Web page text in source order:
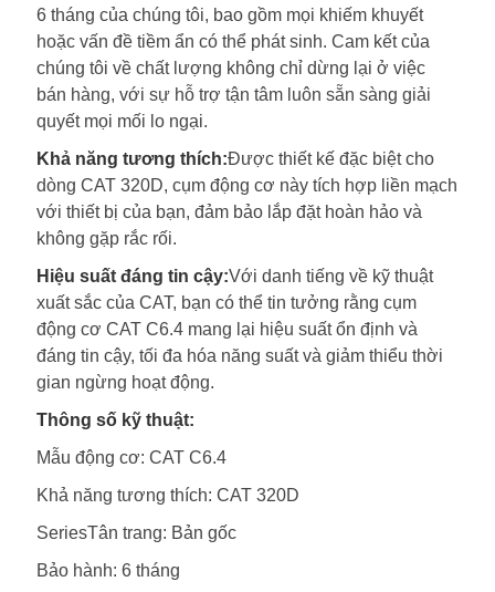
6 tháng của chúng tôi, bao gồm mọi khiếm khuyết
hoặc vấn đề tiềm ẩn có thể phát sinh. Cam kết của
chúng tôi về chất lượng không chỉ dừng lại ở việc
bán hàng, với sự hỗ trợ tận tâm luôn sẵn sàng giải
quyết mọi mối lo ngại.
Khả năng tương thích:Được thiết kế đặc biệt cho
dòng CAT 320D, cụm động cơ này tích hợp liền mạch
với thiết bị của bạn, đảm bảo lắp đặt hoàn hảo và
không gặp rắc rối.
Hiệu suất đáng tin cậy:Với danh tiếng về kỹ thuật
xuất sắc của CAT, bạn có thể tin tưởng rằng cụm
động cơ CAT C6.4 mang lại hiệu suất ổn định và
đáng tin cậy, tối đa hóa năng suất và giảm thiểu thời
gian ngừng hoạt động.
Thông số kỹ thuật:
Mẫu động cơ: CAT C6.4
Khả năng tương thích: CAT 320D
SeriesTân trang: Bản gốc
Bảo hành: 6 tháng